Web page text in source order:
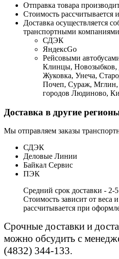
Отправка товара
Стоимость рассчитывается
Доставка осуществляется
транспортными
СДЭК
ЯндексGo
Рейсовыми
Клинцы, Новозыбков,
Жуковка, Унеча,
Почеп, Сураж, Мглин,
городов Людиново,
Доставка в другие
Мы отправляем заказы
СДЭК
Деловые Линии
Байкал Сервис
ПЭК
Средний срок доставки - 2-
Стоимость зависит от веса
рассчитывается при
Срочные доставки и
можно обсудить с
(4832) 344-133.